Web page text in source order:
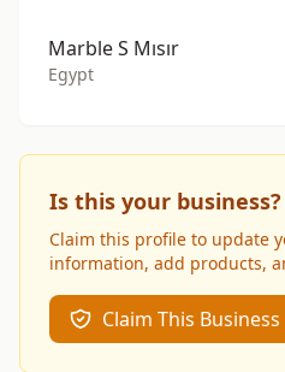
Marble S Mısır
Egypt
Is this your business?
Claim this profile to update
information, add products,
Claim This Business